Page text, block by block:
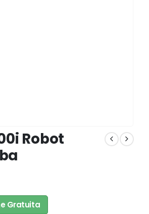
Robot
Gratuita